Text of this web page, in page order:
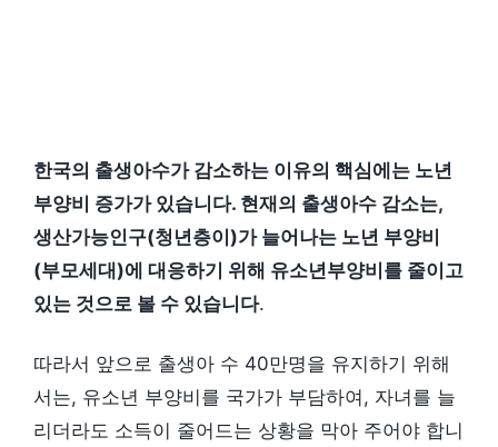
한국의 출생아수가 감소하는 이유의 핵심에는 노년
부양비 증가가 있습니다. 현재의 출생아수 감소는,
생산가능인구(청년층이)가 늘어나는 노년 부양비
(부모세대)에 대응하기 위해 유소년부양비를 줄이고
있는 것으로 볼 수 있습니다.
따라서 앞으로 출생아 수 40만명을 유지하기 위해
서는, 유소년 부양비를 국가가 부담하여, 자녀를 늘
리더라도 소득이 줄어드는 상황을 막아 주어야 합니